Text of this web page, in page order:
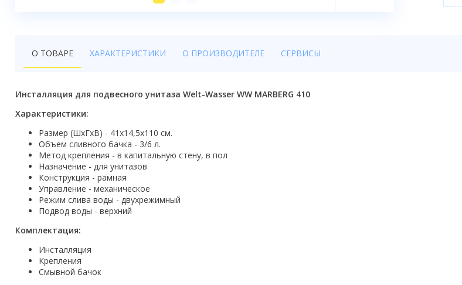
Кухонные мойки
Трапы
Радиаторы отопления
Котлы отопления
Аксессуары для ванной
Сифоны и донные клапаны
Люки
О ТОВАРЕ ХАРАКТЕРИСТИКИ О ПРОИЗВОДИТЕЛЕ СЕРВИСЫ
Инсталляция для подвесного унитаза Welt-Wasser WW MARBERG 410
Характеристики:
Размер (ШxГxВ) - 41x14,5x110 см.
Объем сливного бачка - 3/6 л.
Метод крепления - в капитальную стену, в пол
Назначение - для унитазов
Конструкция - рамная
Управление - механическое
Режим слива воды - двухрежимный
Подвод воды - верхний
Комплектация:
Инсталляция
Крепления
Смывной бачок